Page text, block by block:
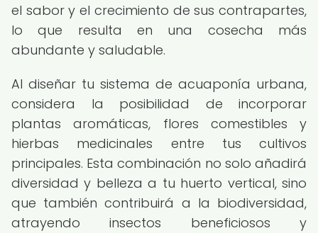
el sabor y el crecimiento de sus contrapartes,
lo que resulta en una cosecha más
abundante y saludable.
Al diseñar tu sistema de acuaponía urbana,
considera la posibilidad de incorporar
plantas aromáticas, flores comestibles y
hierbas medicinales entre tus cultivos
principales. Esta combinación no solo añadirá
diversidad y belleza a tu huerto vertical, sino
que también contribuirá a la biodiversidad,
atrayendo insectos beneficiosos y